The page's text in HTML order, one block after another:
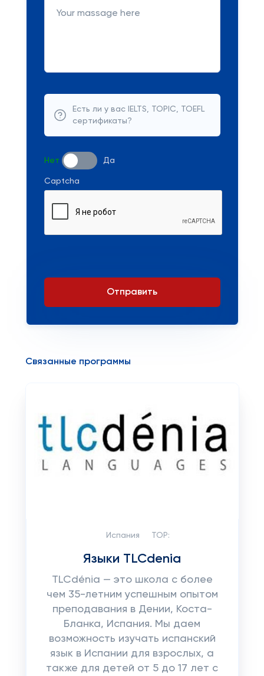
Есть ли у вас IELTS, TOPIC, TOEFL
сертификаты?
Нет Да
Captcha
Отправить
Связанные программы
Испания TOP:
Языки TLCdenia
TLCdénia — это школа с более
чем 35-летним успешным опытом
преподавания в Дении, Коста-
Бланка, Испания. Мы даем
возможность изучать испанский
язык в Испании для взрослых, а
также для детей от 5 до 17 лет с